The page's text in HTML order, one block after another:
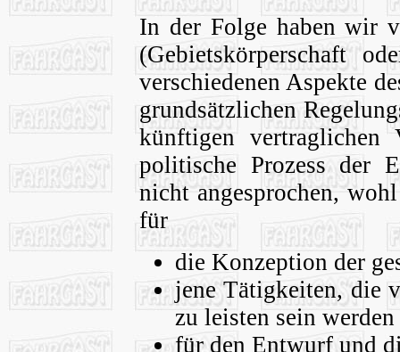
In der Folge haben wir
(Gebietskörperschaft
verschiedenen Aspekte
grundsätzlichen
künftigen vertraglichen
politische Prozess der
nicht angesprochen,
für
die Konzeption der
jene Tätigkeiten, die
zu leisten sein werden
für den Entwurf und